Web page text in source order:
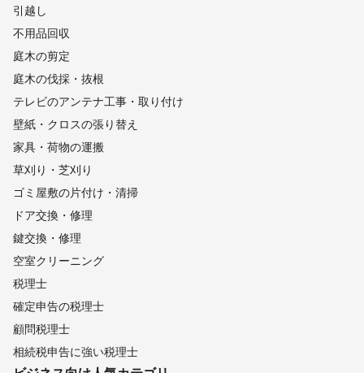
引越し
不用品回収
庭木の剪定
庭木の伐採・抜根
テレビのアンテナ工事・取り付け
壁紙・クロスの張り替え
家具・荷物の運搬
草刈り・芝刈り
ゴミ屋敷の片付け・清掃
ドア交換・修理
鍵交換・修理
空室クリーニング
税理士
確定申告の税理士
顧問税理士
相続税申告に強い税理士